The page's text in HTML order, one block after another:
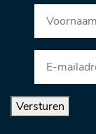
Versturen